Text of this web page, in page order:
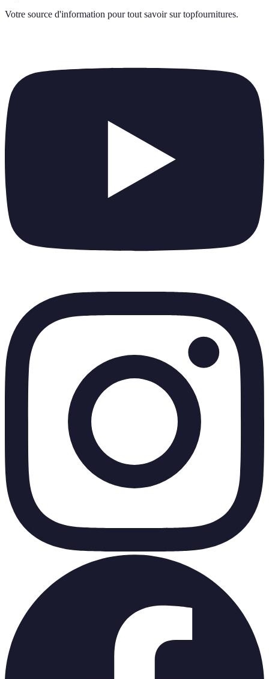
Votre source d'information pour tout savoir sur topfournitures.